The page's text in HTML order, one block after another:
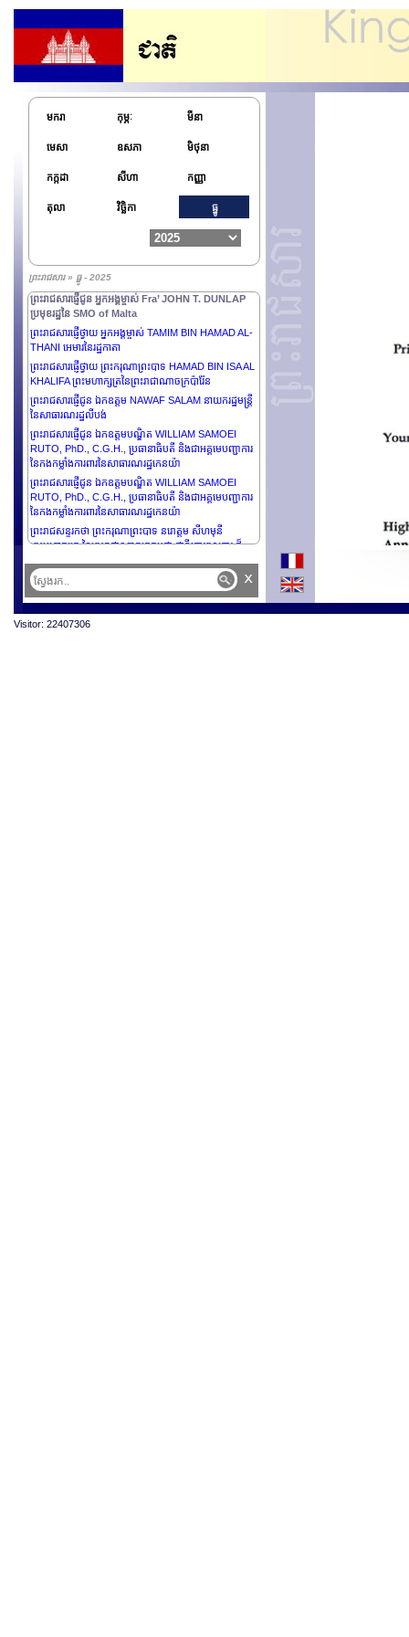
មករា កុម្ភៈ មីនា
មេសា ឧសភា មិថុនា
កក្កដា សីហា កញ្ញា
តុលា វិច្ឆិកា ធ្នូ
ព្រះរាជសារ » ធ្នូ - 2025
BERMÚDEZ ប្រធានាធិបតីនៃសាធារណរដ្ឋគុយបា
ព្រះរាជសារផ្ញើជូន ឯកឧត្តម ZORAN MILANOVIĆ
ប្រធានាធិបតីនៃសាធារណរដ្ឋក្រូអាស៊ី
ព្រះរាជសារផ្ញើជូន ឯកឧត្តម LEE JAE MYUNG ប្រធានាធិបតី
ព្រះរាជសារផ្ញើជូន ឯកឧត្តម EDGARS RINKĒVIČS
ប្រធានាធិបតីនៃប្រទេសហ្សកហ្ស៊ី
ទេសាភិបាល នៃប្រទេសកាណាដា
ព្រះរាជសារផ្ញើជូន លោកជំទាវ KARIN KELLER-SUTTER
ប្រធានាធិបតីនៃសហព័ន្ធស្វីស
ព្រះរាជសារផ្ញើជូន ឯកឧត្តម NAYIB BUKELE ប្រធានាធិបតីនៃ
ព្រះរាជសារផ្ញើជូន ឯកឧត្តមនាយឧត្តមសេនីយ៍ JOSEPH
AOUN ប្រធានាធិបតីនៃសាធារណរដ្ឋលីបង់
ព្រះរាជសារផ្ញើជូន អ្នកអង្គម្ចាស់ Fra’ JOHN T. DUNLAP
ប្រមុខរដ្ឋនៃ SMO of Malta
ព្រះរាជសារផ្ញើថ្វាយ អ្នកអង្គម្ចាស់ TAMIM BIN HAMAD AL-
THANI អេមារនៃរដ្ឋកាតា
ព្រះរាជសារផ្ញើថ្វាយ ព្រះករុណាព្រះបាទ HAMAD BIN ISA AL
KHALIFA ព្រះមហាក្សត្រនៃព្រះរាជាណាចក្រប៉ារ៉ែន
ព្រះរាជសារផ្ញើជូន ឯកឧត្តម NAWAF SALAM នាយករដ្ឋមន្ត្រី
នៃសាធារណរដ្ឋលីបង់
ព្រះរាជសារផ្ញើជូន ឯកឧត្តមបណ្ឌិត WILLIAM SAMOEI
RUTO, PhD., C.G.H., ប្រធានាធិបតី និងជាអគ្គមេបញ្ជាការ
នៃកងកម្លាំងការពារនៃសាធារណរដ្ឋកេនយ៉ា
ព្រះរាជសារផ្ញើជូន ឯកឧត្តមបណ្ឌិត WILLIAM SAMOEI
RUTO, PhD., C.G.H., ប្រធានាធិបតី និងជាអគ្គមេបញ្ជាការ
នៃកងកម្លាំងការពារនៃសាធារណរដ្ឋកេនយ៉ា
ព្រះរាជសន្ទរកថា ព្រះករុណាព្រះបាទ នរោត្តម សីហមុនី
ព្រះមហាក្សត្រ នៃព្រះរាជាណាចក្រកម្ពុជា ជាទីគោរពសក្ការ:ដ៏
នៅទីក្រុងប៉ារីស ប្រទេសបារាំង
ព្រះរាជសន្ទរកថា ព្រះករុណាព្រះបាទ នរោត្តម សីហមុនី
ខ្ពង់ខ្ពស់បំផុត ក្នុងព្រះរាជពិធីទទួលបណ្ឌិតកិត្តិយស ពី
x
Visitor: 22407306